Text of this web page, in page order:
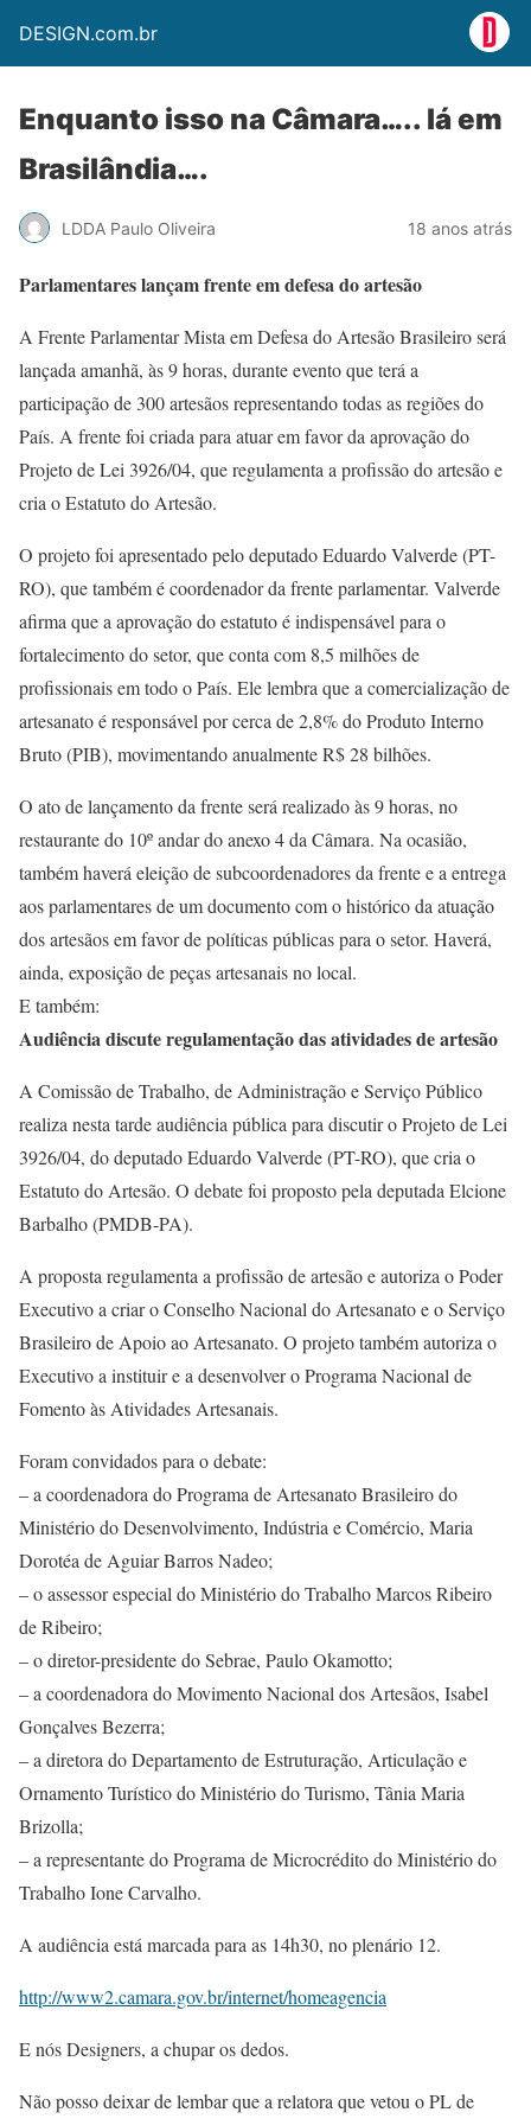
DESIGN.com.br
Enquanto isso na Câmara….. lá em
Brasilândia….
LDDA Paulo Oliveira 18 anos atrás
Parlamentares lançam frente em defesa do artesão
A Frente Parlamentar Mista em Defesa do Artesão Brasileiro será
lançada amanhã, às 9 horas, durante evento que terá a
participação de 300 artesãos representando todas as regiões do
País. A frente foi criada para atuar em favor da aprovação do
Projeto de Lei 3926/04, que regulamenta a profissão do artesão e
cria o Estatuto do Artesão.
O projeto foi apresentado pelo deputado Eduardo Valverde (PT-
RO), que também é coordenador da frente parlamentar. Valverde
afirma que a aprovação do estatuto é indispensável para o
fortalecimento do setor, que conta com 8,5 milhões de
profissionais em todo o País. Ele lembra que a comercialização de
artesanato é responsável por cerca de 2,8% do Produto Interno
Bruto (PIB), movimentando anualmente R$ 28 bilhões.
O ato de lançamento da frente será realizado às 9 horas, no
restaurante do 10º andar do anexo 4 da Câmara. Na ocasião,
também haverá eleição de subcoordenadores da frente e a entrega
aos parlamentares de um documento com o histórico da atuação
dos artesãos em favor de políticas públicas para o setor. Haverá,
ainda, exposição de peças artesanais no local.
E também:
Audiência discute regulamentação das atividades de artesão
A Comissão de Trabalho, de Administração e Serviço Público
realiza nesta tarde audiência pública para discutir o Projeto de Lei
3926/04, do deputado Eduardo Valverde (PT-RO), que cria o
Estatuto do Artesão. O debate foi proposto pela deputada Elcione
Barbalho (PMDB-PA).
A proposta regulamenta a profissão de artesão e autoriza o Poder
Executivo a criar o Conselho Nacional do Artesanato e o Serviço
Brasileiro de Apoio ao Artesanato. O projeto também autoriza o
Executivo a instituir e a desenvolver o Programa Nacional de
Fomento às Atividades Artesanais.
Foram convidados para o debate:
– a coordenadora do Programa de Artesanato Brasileiro do
Ministério do Desenvolvimento, Indústria e Comércio, Maria
Dorotéa de Aguiar Barros Nadeo;
– o assessor especial do Ministério do Trabalho Marcos Ribeiro
de Ribeiro;
– o diretor-presidente do Sebrae, Paulo Okamotto;
– a coordenadora do Movimento Nacional dos Artesãos, Isabel
Gonçalves Bezerra;
– a diretora do Departamento de Estruturação, Articulação e
Ornamento Turístico do Ministério do Turismo, Tânia Maria
Brizolla;
– a representante do Programa de Microcrédito do Ministério do
Trabalho Ione Carvalho.
A audiência está marcada para as 14h30, no plenário 12.
http://www2.camara.gov.br/internet/homeagencia
E nós Designers, a chupar os dedos.
Não posso deixar de lembar que a relatora que vetou o PL de